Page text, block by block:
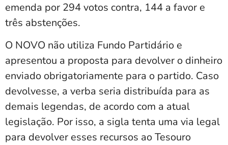
emenda por 294 votos contra, 144 a favor e
três abstenções.
O NOVO não utiliza Fundo Partidário e
apresentou a proposta para devolver o dinheiro
enviado obrigatoriamente para o partido. Caso
devolvesse, a verba seria distribuída para as
demais legendas, de acordo com a atual
legislação. Por isso, a sigla tenta uma via legal
para devolver esses recursos ao Tesouro